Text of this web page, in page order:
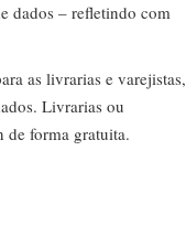
dados – refletindo com
as livrarias e varejistas,
Livrarias ou
de forma gratuita.